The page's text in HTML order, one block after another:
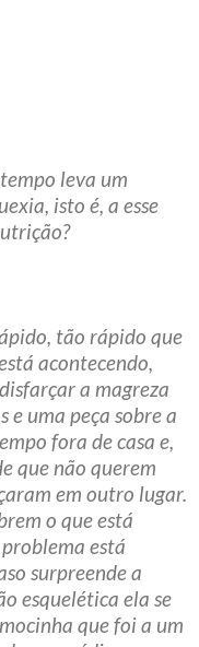
leva um
isto é, a esse
tão rápido que
acontecendo,
a magreza
e uma peça sobre a
fora de casa e,
que não querem
em outro lugar.
o que está
está
surpreende a
esquelética ela se
que foi a um